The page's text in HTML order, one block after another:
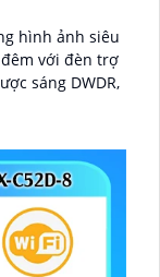
hình ảnh siêu
với đèn trợ
sáng DWDR,